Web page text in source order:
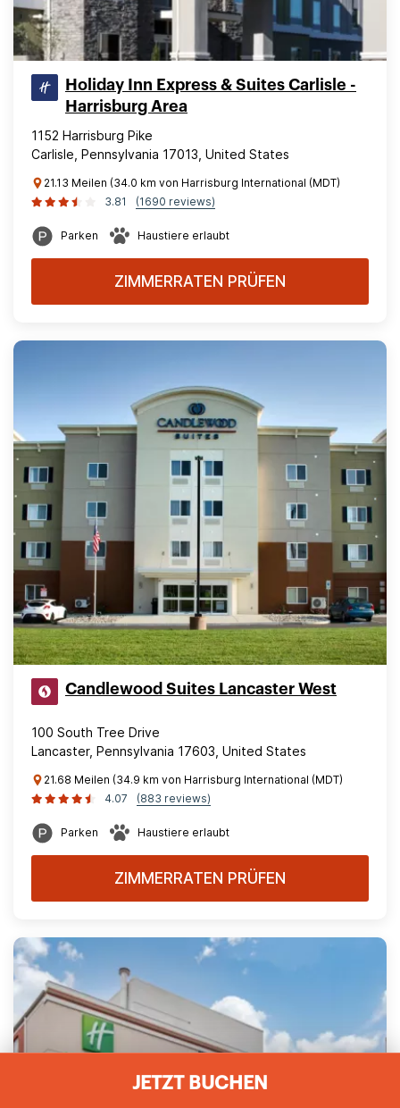
JETZT BUCHEN
Holiday Inn Express & Suites Carlisle -
Harrisburg Area
1152 Harrisburg Pike
Carlisle, Pennsylvania 17013, United States
21.13 Meilen (34.0 km von Harrisburg International (MDT)
3.81
(1690 reviews)
Parken Haustiere erlaubt
ZIMMERRATEN PRÜFEN
Candlewood Suites Lancaster West
100 South Tree Drive
Lancaster, Pennsylvania 17603, United States
21.68 Meilen (34.9 km von Harrisburg International (MDT)
4.07
(883 reviews)
Parken Haustiere erlaubt
ZIMMERRATEN PRÜFEN